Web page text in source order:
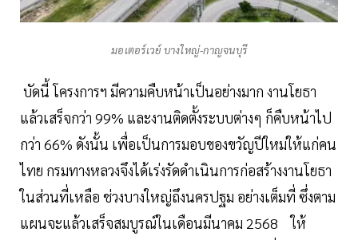
มอเตอร์เวย์ บางใหญ่-กาญจนบุรี
บัดนี้ โครงการฯ มีความคืบหน้าเป็นอย่างมาก งานโยธา
แล้วเสร็จกว่า 99% และงานติดตั้งระบบต่างๆ ก็คืบหน้าไป
กว่า 66% ดังนั้น เพื่อเป็นการมอบของขวัญปีใหม่ให้แก่คน
ไทย กรมทางหลวงจึงได้เร่งรัดดำเนินการก่อสร้างงานโยธา
ในส่วนที่เหลือ ช่วงบางใหญ่ถึงนครปฐม อย่างเต็มที่ ซึ่งตาม
แผนจะแล้วเสร็จสมบูรณ์ในเดือนมีนาคม 2568 ให้